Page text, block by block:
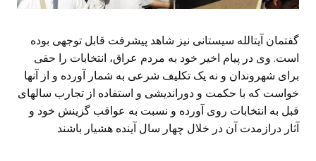
گفتمان آیتالله سیستانی نیز شاهد پیشرفت قابل توجهی بوده
است. وی در پیام اخیر خود به مردم عراق، انتخابات را حقی
برای شهروندان و نه یک تکلیف شرعی به شمار آورده و از آنها
خواست که با حکمت و دوراندیشی و استفاده از تجارب سالهای
قبل به انتخابات روی آورده و نسبت به عواقب گزینش خود و
آثار درازمدت آن در خلال چهار سال آینده هشیار باشند